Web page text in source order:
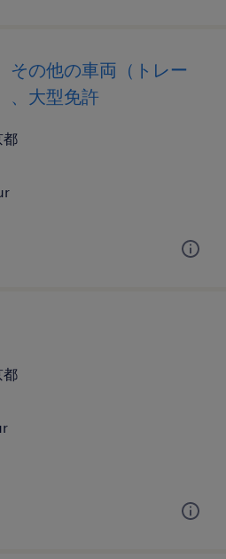
その他の車両（トレー
、大型免許
都
都